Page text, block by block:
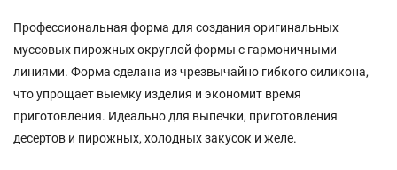
Профессиональная форма для создания оригинальных
муссовых пирожных округлой формы с гармоничными
линиями. Форма сделана из чрезвычайно гибкого силикона,
что упрощает выемку изделия и экономит время
приготовления. Идеально для выпечки, приготовления
десертов и пирожных, холодных закусок и желе.